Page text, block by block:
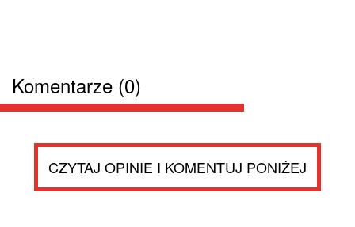
Komentarze (0)
CZYTAJ OPINIE I KOMENTUJ PONIŻEJ